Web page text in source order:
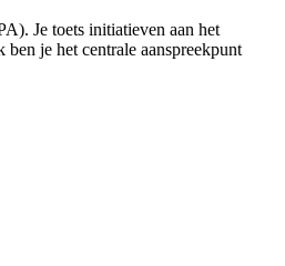
Je toets initiatieven aan het
je het centrale aanspreekpunt